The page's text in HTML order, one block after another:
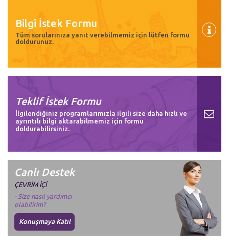
Bilgi İstek Formu
Tüm sorularınıza yanıt verebilmemiz için lütfen formu
doldurunuz.
Teklif İstek Formu
İlgilendiğiniz programlarımızla ilgili size daha hızlı ve
ayrıntılı bilgi aktarabilmemiz için formu
doldurabilirsiniz.
Canlı Destek
ÇEVRİM İÇİ
- Size nasıl yardımcı
olabilirim?
Konuşmaya Katıl